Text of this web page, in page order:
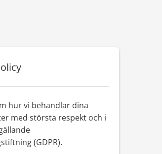
hur vi behandlar dina
med största respekt och i
(GDPR).